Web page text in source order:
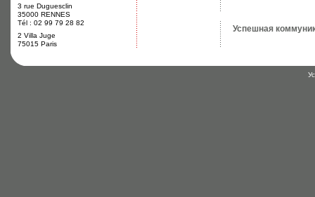
Успешная
3 rue Duguesclin
35000 RENNES
Tél : 02 99 79 28 82
2 Villa Juge
75015 Paris